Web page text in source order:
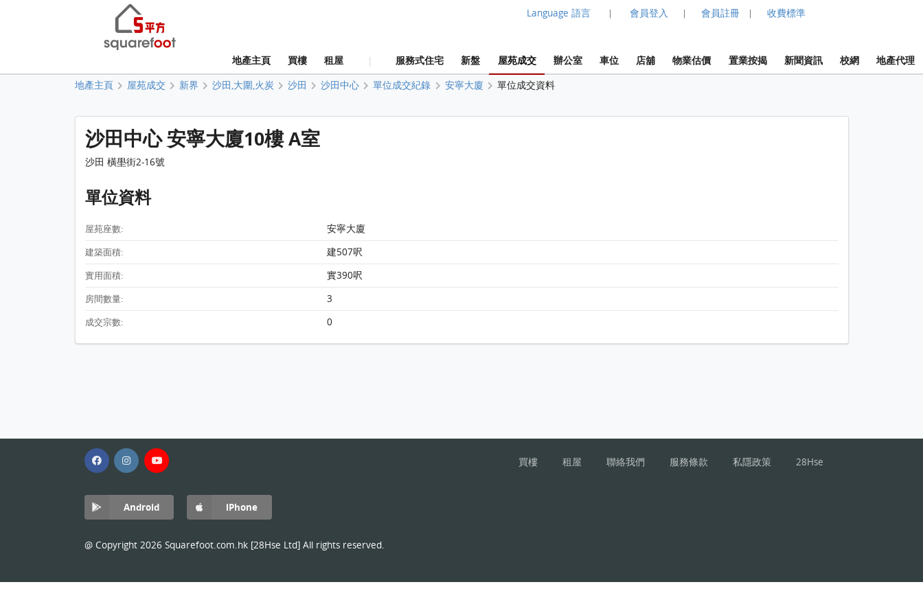
Language 語言 | 會員登入 | 會員註冊 | 收費標準
地產主頁 買樓 租屋 | 服務式住宅 新盤 屋苑成交 辦公室 車位 店舖 物業估價 置業按揭 新聞資訊 校網 地產代理
地產主頁 屋苑成交 新界 沙田,大圍,火炭 沙田 沙田中心 單位成交紀錄 安寧大廈 單位成交資料
沙田中心 安寧大廈10樓 A室
沙田 橫壆街2-16號
單位資料
屋苑座數: 安寧大廈
建築面積: 建507呎
實用面積: 實390呎
房間數量: 3
成交宗數: 0
買樓 租屋 聯絡我們 服務條款 私隱政策 28Hse
Android iPhone
@ Copyright 2026 Squarefoot.com.hk [28Hse Ltd] All rights reserved.